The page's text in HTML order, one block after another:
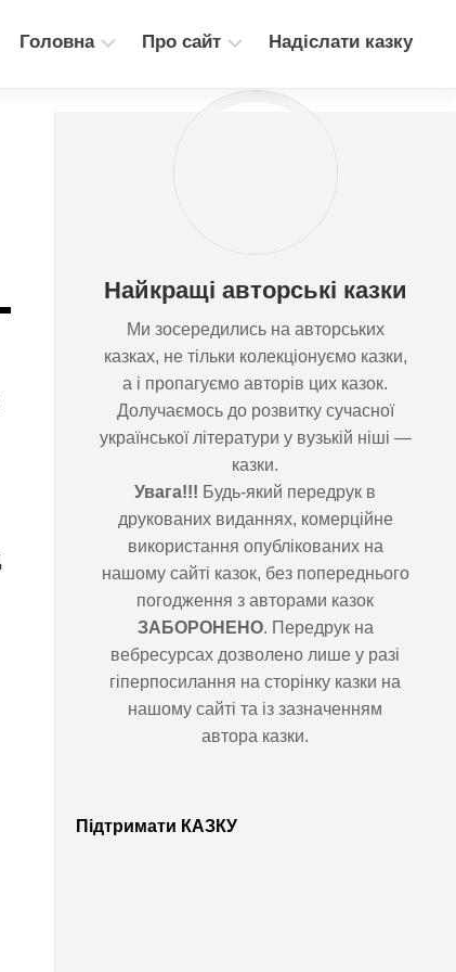
Головна
Збірка
Про сайт Надіслати казку
Найкращі авторські казки
Ми зосередились на авторських
казках, не тільки колекціонуємо
казки, а і пропагуємо авторів цих
казок. Долучаємось до розвитку
сучасної української літератури у
вузькій ніші — казки.
Увага!!!Будь-який передрук в
друкованих виданнях, комерційне
використання опублікованих на
нашому сайті казок, без
попереднього погодження з авторами
казокЗАБОРОНЕНО. Передрук на
вебресурсах дозволено лише у разі
гіперпосилання на сторінку казки на
нашому сайті та із зазначенням автора
казки.
Підтримати КАЗКУ